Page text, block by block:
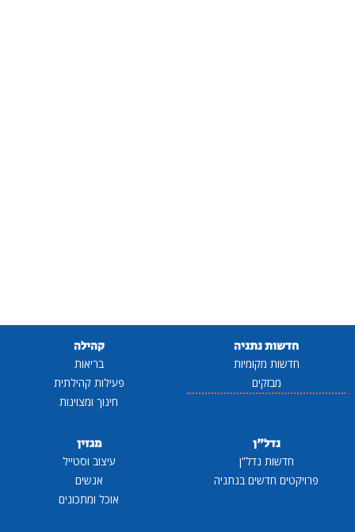
חדשות נתניה
חדשות מקומיות
מבזקים
קהילה
בריאות
פעילות קהילתית
חינוך ומצוינות
נדל"ן
חדשות נדל"ן
פרויקטים חדשים בנתניה
מגזין
עיצוב וסטייל
אנשים
אוכל ומתכונים